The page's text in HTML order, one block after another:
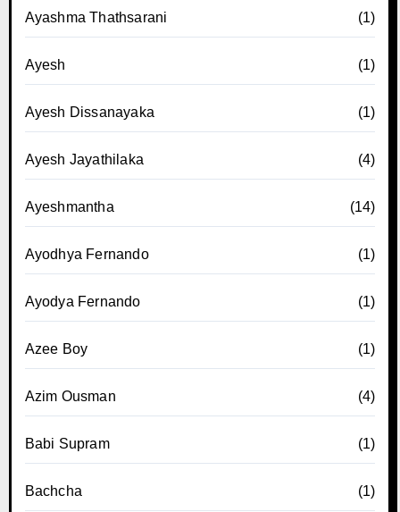
Ayashma Thathsarani (1)
Ayesh (1)
Ayesh Dissanayaka (1)
Ayesh Jayathilaka (4)
Ayeshmantha (14)
Ayodhya Fernando (1)
Ayodya Fernando (1)
Azee Boy (1)
Azim Ousman (4)
Babi Supram (1)
Bachcha (1)